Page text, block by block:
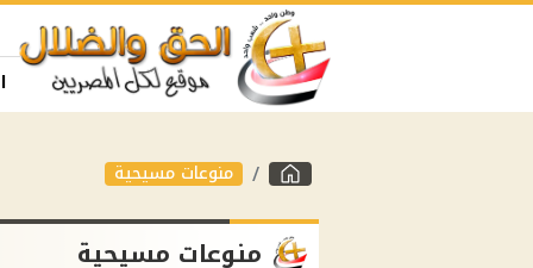
منوعات مسيحية
منوعات مسيحية